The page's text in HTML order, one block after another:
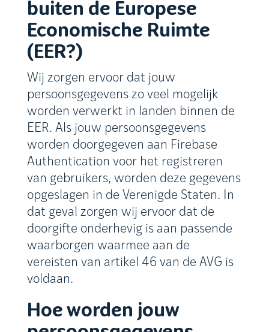
buiten de Europese
Economische Ruimte
(EER?)
Wij zorgen ervoor dat jouw
persoonsgegevens zo veel mogelijk
worden verwerkt in landen binnen de
EER. Als jouw persoonsgegevens
worden doorgegeven aan Firebase
Authentication voor het registreren
van gebruikers, worden deze gegevens
opgeslagen in de Verenigde Staten. In
dat geval zorgen wij ervoor dat de
doorgifte onderhevig is aan passende
waarborgen waarmee aan de
vereisten van artikel 46 van de AVG is
voldaan.
Hoe worden jouw